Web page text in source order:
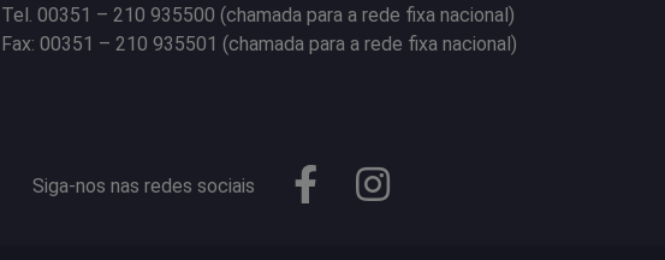
Tel. 00351 – 210 935500 (chamada para a rede fixa nacional)
Fax: 00351 – 210 935501 (chamada para a rede fixa nacional)
Siga-nos nas redes sociais